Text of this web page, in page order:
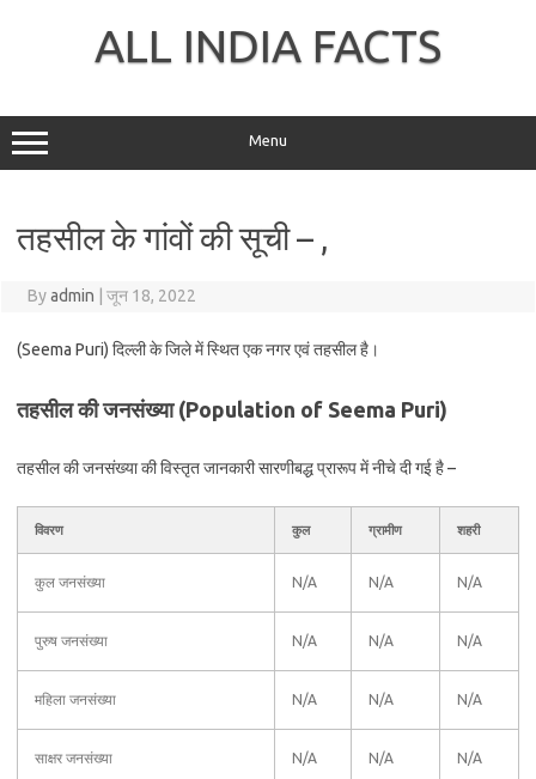
ALL INDIA FACTS
Menu
तहसील के गांवों की सूची – ,
Byadmin जून 18, 2022
(Seema Puri) दिल्ली केजिले में स्थित एक नगर एवं तहसील है।
तहसील की जनसंख्या (Population of Seema Puri)
तहसील की जनसंख्या की विस्तृत जानकारी सारणीबद्ध प्रारूप में नीचे दी गई है –
विवरण कुल ग्रामीण शहरी
कुल जनसंख्या N/A N/A N/A
पुरुष जनसंख्या N/A N/A N/A
महिला जनसंख्या N/A N/A N/A
साक्षर जनसंख्या N/A N/A N/A